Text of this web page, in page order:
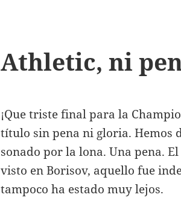
Athletic, ni
¡Que triste final para la
título sin pena ni gloria. Hemos
sonado por la lona. Una pena.
visto en Borisov, aquello fue
tampoco ha estado muy lejos.